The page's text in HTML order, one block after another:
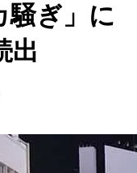
騒ぎ」に
出